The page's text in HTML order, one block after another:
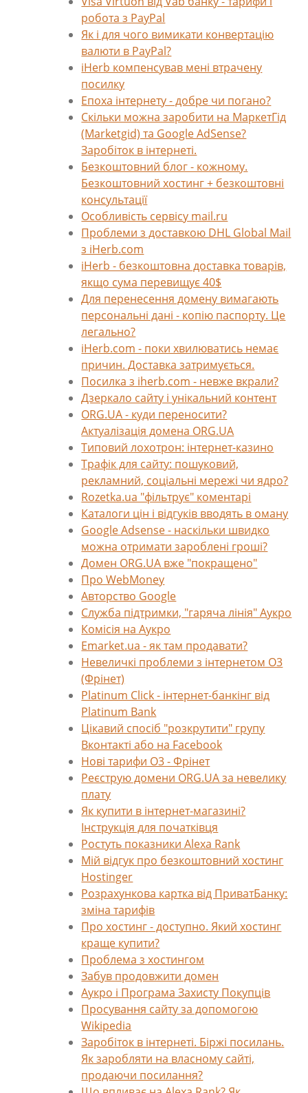
робота з PayPal
Як і для чого вимикати конвертацію
валюти в PayPal?
iHerb компенсував мені втрачену
посилку
Епоха інтернету - добре чи погано?
Скільки можна заробити на МаркетГід
(Marketgid) та Google AdSense?
Заробіток в інтернеті.
Безкоштовний блог - кожному.
Безкоштовний хостинг + безкоштовні
консультації
Особливість сервісу mail.ru
Проблеми з доставкою DHL Global Mail
з iHerb.com
iHerb - безкоштовна доставка товарів,
якщо сума перевищує 40$
Для перенесення домену вимагають
персональні дані - копію паспорту. Це
легально?
iHerb.com - поки хвилюватись немає
причин. Доставка затримується.
Посилка з iherb.com - невже вкрали?
Дзеркало сайту і унікальний контент
ORG.UA - куди переносити?
Актуалізація домена ORG.UA
Типовий лохотрон: інтернет-казино
Трафік для сайту: пошуковий,
рекламний, соціальні мережі чи ядро?
Rozetka.ua "фільтрує" коментарі
Каталоги цін і відгуків вводять в оману
Google Adsense - наскільки швидко
можна отримати зароблені гроші?
Домен ORG.UA вже "покращено"
Про WebMoney
Авторство Google
Служба підтримки, "гаряча лінія" Аукро
Комісія на Аукро
Emarket.ua - як там продавати?
Невеличкі проблеми з інтернетом О3
(Фрінет)
Platinum Click - інтернет-банкінг від
Platinum Bank
Цікавий спосіб "розкрутити" групу
Вконтакті або на Facebook
Нові тарифи О3 - Фрінет
Реєструю домени ORG.UA за невелику
плату
Як купити в інтернет-магазині?
Інструкція для початківця
Ростуть показники Alexa Rank
Мій відгук про безкоштовний хостинг
Hostinger
Розрахункова картка від ПриватБанку:
зміна тарифів
Про хостинг - доступно. Який хостинг
краще купити?
Проблема з хостингом
Забув продовжити домен
Аукро і Програма Захисту Покупців
Просування сайту за допомогою
Wikipedia
Заробіток в інтернеті. Біржі посилань.
Як заробляти на власному сайті,
продаючи посилання?